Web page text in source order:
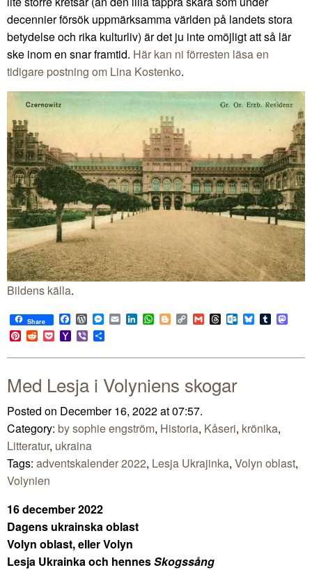
decennier försök uppmärksamma världen på landets stora
betydelse och rika kulturliv) är det ju inte omöjligt att så lär
ske inom en snar framtid. Här kan ni förresten läsa en
tidigare postning om Lina Kostenko.
Bildens källa.
Share Facebook
WordPress
Messenger
EmailLinkedIn
WhatsApp
BloggerCopy
Link
GmailThreadsOutlook.com
BlueskyTumblr
Pinterest
RedditPocketYahoo
Mail
Viber
Med Lesja i Volyniens skogar
Posted on December 16, 2022 at 07:57.
Category: by sophie engström, Historia, Kåseri, krönika,
Litteratur, ukraina
Tags: adventskalender 2022, Lesja Ukrajinka, Volyn oblast,
Volynien
16 december 2022
Dagens ukrainska oblast
Volyn oblast, eller Volyn
Lesja Ukrainka och hennesSkogssång